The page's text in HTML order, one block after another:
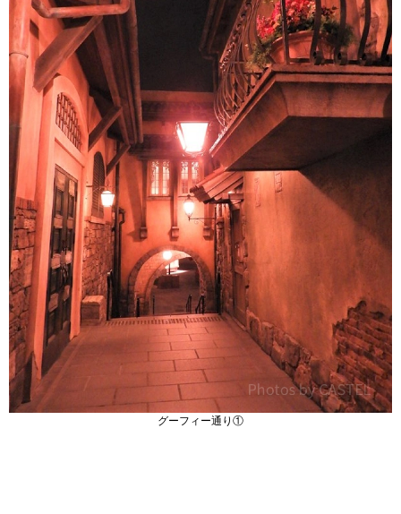
グーフィー通り①